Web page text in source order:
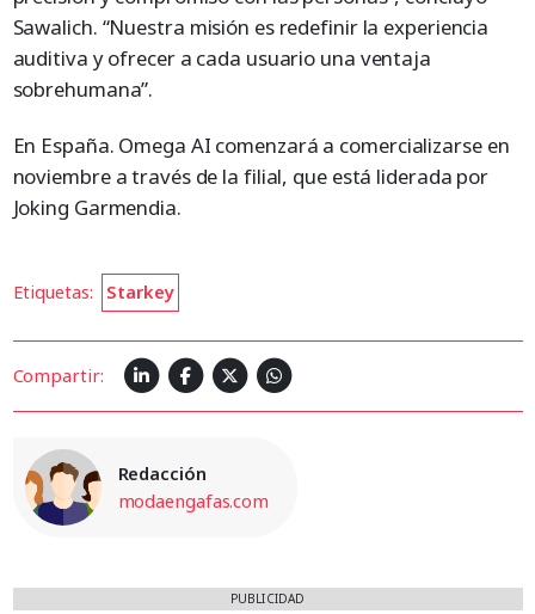
Sawalich. “Nuestra misión es redefinir la experiencia
auditiva y ofrecer a cada usuario una ventaja
sobrehumana”.
En España. Omega AI comenzará a comercializarse en
noviembre a través de la filial, que está liderada por
Joking Garmendia.
Etiquetas: Starkey
Compartir:
Redacción
modaengafas.com
PUBLICIDAD